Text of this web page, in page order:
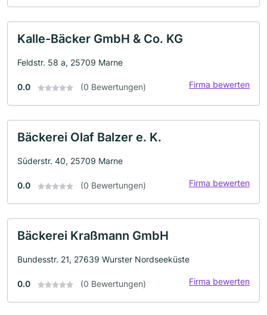
Kalle-Bäcker GmbH & Co. KG
Feldstr. 58 a, 25709 Marne
0.0 (0 Bewertungen) Firma bewerten
Bäckerei Olaf Balzer e. K.
Süderstr. 40, 25709 Marne
0.0 (0 Bewertungen) Firma bewerten
Bäckerei Kraßmann GmbH
Bundesstr. 21, 27639 Wurster Nordseeküste
0.0 (0 Bewertungen) Firma bewerten